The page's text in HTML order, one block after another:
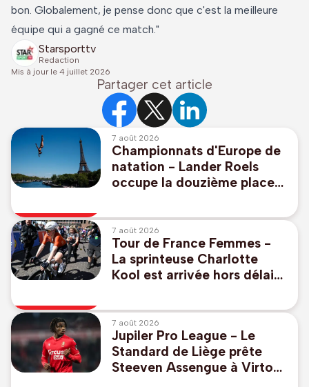
bon. Globalement, je pense donc que c'est la meilleure
équipe qui a gagné ce match."
Starsporttv
Redaction
Mis à jour le 4 juillet 2026
Partager cet article
7 août 2026
Championnats d'Europe de
natation - Lander Roels
occupe la douzième place
la mi-parcours
7 août 2026
Tour de France Femmes -
La sprinteuse Charlotte
Kool est arrivée hors délais
7 août 2026
Jupiler Pro League - Le
Standard de Liège prête
Steeven Assengue à Virton